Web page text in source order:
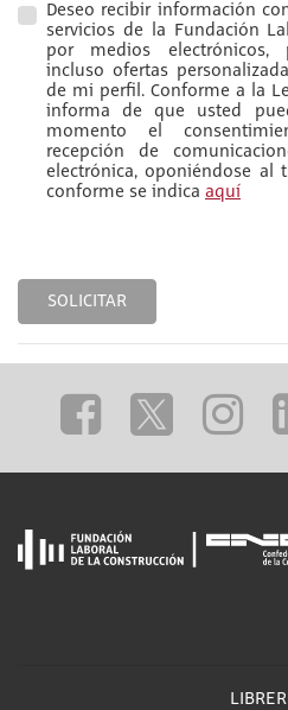
Deseo recibir información
servicios de la Fundación
por medios electrónicos,
incluso ofertas
de mi perfil. Conforme a la
informa de que usted
momento el
recepción de
electrónica, oponiéndose al
conforme se indica aquí
SOLICITAR